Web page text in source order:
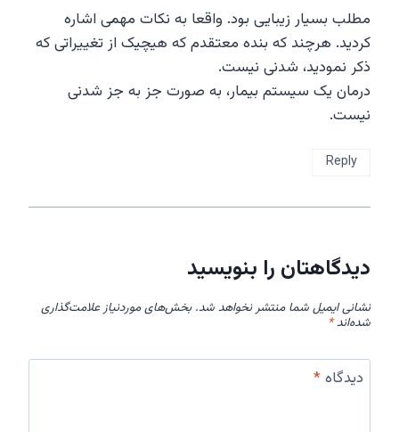
مطلب بسیار زیبایی بود. واقعا به نکات مهمی اشاره
کردید. هرچند که بنده معتقدم که هیچیک از تغییراتی که
ذکر نمودید، شدنی نیست.
درمان یک سیستم بیمار، به صورت جز به جز شدنی
نیست.
Reply
دیدگاهتان را بنویسید
نشانی ایمیل شما منتشر نخواهد شد. بخش‌های موردنیاز علامت‌گذاری
شده‌اند*
دیدگاه*